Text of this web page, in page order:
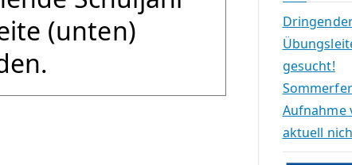
(unten)
gesucht!
Aufnahme
aktuell